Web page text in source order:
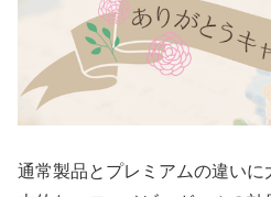
通常製品とプレミアムの違い